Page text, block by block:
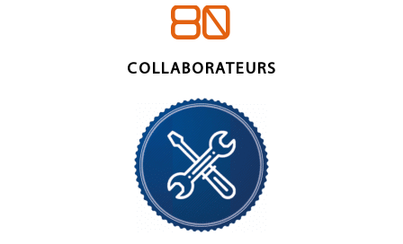
80
COLLABORATEURS